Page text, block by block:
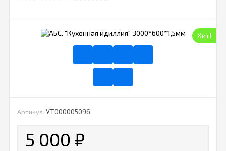
Хит!
Артикул: УТ000005096
5 000 ₽